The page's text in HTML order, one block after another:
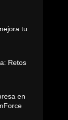
tu
Retos
en